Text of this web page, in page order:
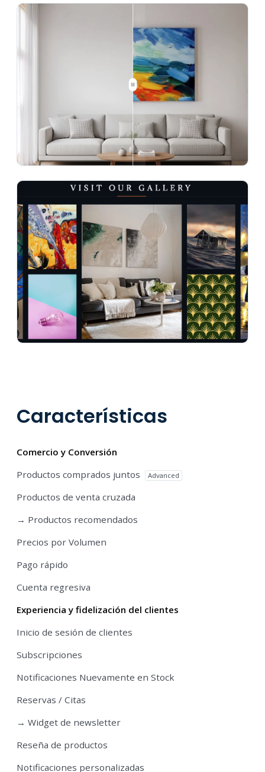
Características
Comercio y Conversión
Productos comprados juntos
Advanced
Productos de venta cruzada
→ Productos recomendados
Precios por Volumen
Pago rápido
Cuenta regresiva
Experiencia y fidelización del clientes
Inicio de sesión de clientes
Subscripciones
Notificaciones Nuevamente en Stock
Reservas / Citas
→ Widget de newsletter
Reseña de productos
Notificaciones personalizadas